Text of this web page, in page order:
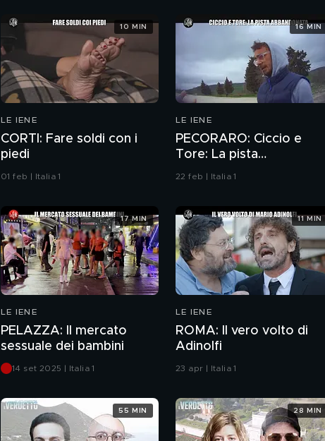
LE IENE
CORTI: Fare soldi con i
piedi
01 feb | Italia 1
10 MIN
LE IENE
PECORARO: Ciccio e
Tore: La pista
abbandonata
22 feb | Italia 1
16 MIN
LE IENE
PELAZZA: Il mercato
sessuale dei bambini
14 set 2025 | Italia 1
17 MIN
LE IENE
ROMA: Il vero volto di
Adinolfi
23 apr | Italia 1
11 MIN
55 MIN 28 MIN